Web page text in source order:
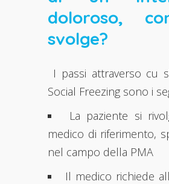
doloroso,
svolge?
I passi attraverso cu
Social Freezing sono i
La paziente si
medico di riferimento,
nel campo della PMA
Il medico richiede